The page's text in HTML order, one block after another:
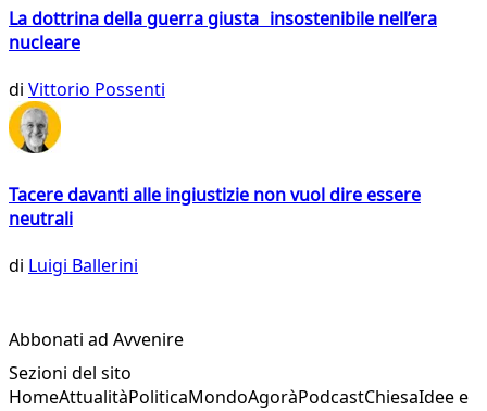
La dottrina della guerra giusta insostenibile nell’era
nucleare
di Vittorio Possenti
Tacere davanti alle ingiustizie non vuol dire essere
neutrali
di Luigi Ballerini
Abbonati ad Avvenire
Sezioni del sito
HomeAttualitàPoliticaMondoAgoràPodcastChiesaIdee e